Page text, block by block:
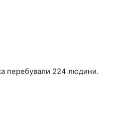
перебували 224 людини.